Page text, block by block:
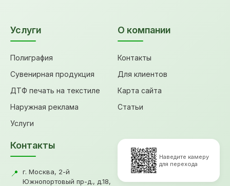
Услуги
Полиграфия
Сувенирная продукция
ДТФ печать на текстиле
Наружная реклама
Услуги
О компании
Контакты
Для клиентов
Карта сайта
Статьи
Контакты
📍
г. Москва, 2-й
Южнопортовый пр-д., д.18,
Наведите камеру
для перехода